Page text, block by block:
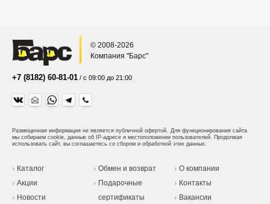
© 2008-2026
Компания "Барс"
+7 (8182) 60-81-01 / с 09:00 до 21:00
Размещенная информация не является публичной офертой. Для функционирования сайта
мы собираем cookie, данные об IP-адресе и местоположении пользователей. Продолжая
использовать сайт, вы соглашаетесь со сбором и обработкой этих данных.
Каталог
Акции
Новости
Обмен и возврат
Подарочные
сертификаты
О компании
Контакты
Вакансии